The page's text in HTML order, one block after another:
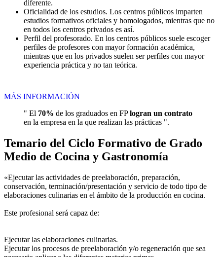
diferente.
Oficialidad de los estudios. Los centros públicos imparten
estudios formativos oficiales y homologados, mientras que no
en todos los centros privados es así.
Perfil del profesorado. En los centros públicos suele escoger
perfiles de profesores con mayor formación académica,
mientras que en los privados suelen ser perfiles con mayor
experiencia práctica y no tan teórica.
MÁS INFORMACIÓN
" El 70% de los graduados en FPlogran un contrato
en la empresa en la que realizan las prácticas ".
Temario del Ciclo Formativo de Grado
Medio de Cocina y Gastronomía
«Ejecutar las actividades de preelaboración, preparación,
conservación, terminación/presentación y servicio de todo tipo de
elaboraciones culinarias en el ámbito de la producción en cocina.
Este profesional será capaz de:
Ejecutar las elaboraciones culinarias.
Ejecutar los procesos de preelaboración y/o regeneración que sea